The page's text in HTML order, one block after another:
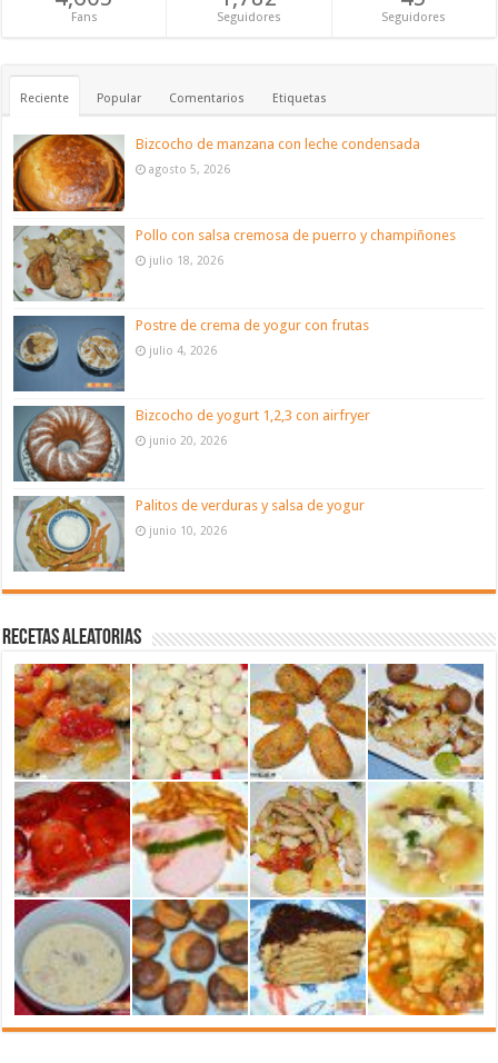
Fans Seguidores Seguidores
Reciente Popular Comentarios Etiquetas
Bizcocho de manzana con leche condensada
agosto 5, 2026
Pollo con salsa cremosa de puerro y champiñones
julio 18, 2026
Postre de crema de yogur con frutas
julio 4, 2026
Bizcocho de yogurt 1,2,3 con airfryer
junio 20, 2026
Palitos de verduras y salsa de yogur
junio 10, 2026
Recetas aleatorias